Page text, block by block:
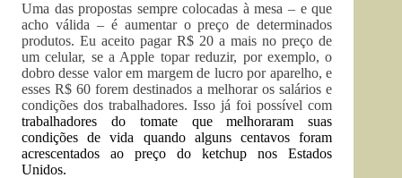
Uma das propostas sempre colocadas à mesa – e que
acho válida – é aumentar o preço de determinados
produtos. Eu aceito pagar R$ 20 a mais no preço de
um celular, se a Apple topar reduzir, por exemplo, o
dobro desse valor em margem de lucro por aparelho, e
esses R$ 60 forem destinados a melhorar os salários e
condições dos trabalhadores. Isso já foi possível com
trabalhadores do tomate que melhoraram suas
condições de vida quando alguns centavos foram
acrescentados ao preço do ketchup nos Estados
Unidos.